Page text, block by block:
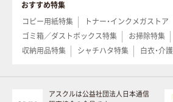
おすすめ特集
コピー用紙特集
トナー・インクメガストア
ゴミ箱／ダストボックス特集
お掃除特集
収納用品特集
シャチハタ特集 白衣・介
アスクルは公益社団法人日本通信